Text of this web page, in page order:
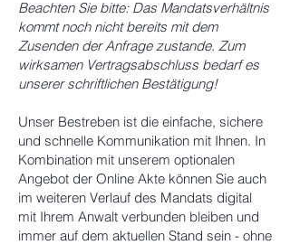
Beachten Sie bitte: Das Mandatsverhältnis
kommt noch nicht bereits mit dem
Zusenden der Anfrage zustande. Zum
wirksamen Vertragsabschluss bedarf es
unserer schriftlichen Bestätigung!
Unser Bestreben ist die einfache, sichere
und schnelle Kommunikation mit Ihnen. In
Kombination mit unserem optionalen
Angebot der Online Akte können Sie auch
im weiteren Verlauf des Mandats digital
mit Ihrem Anwalt verbunden bleiben und
immer auf dem aktuellen Stand sein - ohne